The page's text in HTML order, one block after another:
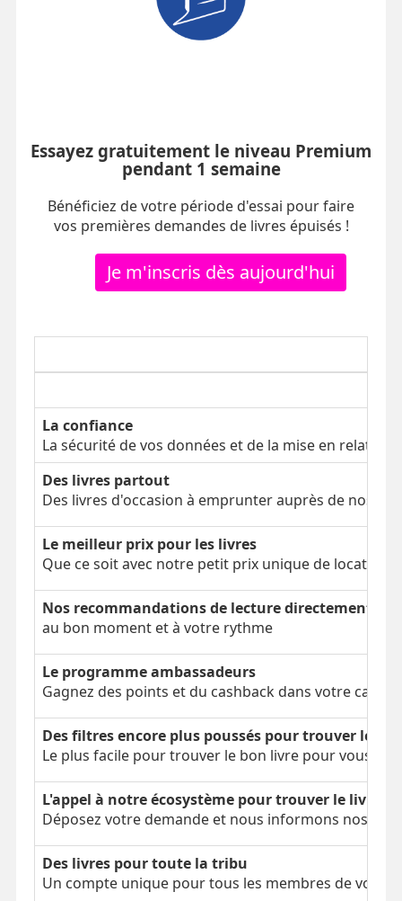
Essayez gratuitement le niveau Premium
pendant 1 semaine
Bénéficiez de votre période d'essai pour faire
vos premières demandes de livres épuisés !
Je m'inscris dès aujourd'hui
La confiance
La sécurité de vos données et de la mise en relation
Des livres partout
Des livres d'occasion à emprunter auprès de nos
Le meilleur prix pour les livres
Que ce soit avec notre petit prix unique de location
Nos recommandations de lecture directement
au bon moment et à votre rythme
Le programme ambassadeurs
Gagnez des points et du cashback dans votre
Des filtres encore plus poussés pour trouver le
Le plus facile pour trouver le bon livre pour vous
L'appel à notre écosystème pour trouver le livre
Déposez votre demande et nous informons nos
Des livres pour toute la tribu
Un compte unique pour tous les membres de votre